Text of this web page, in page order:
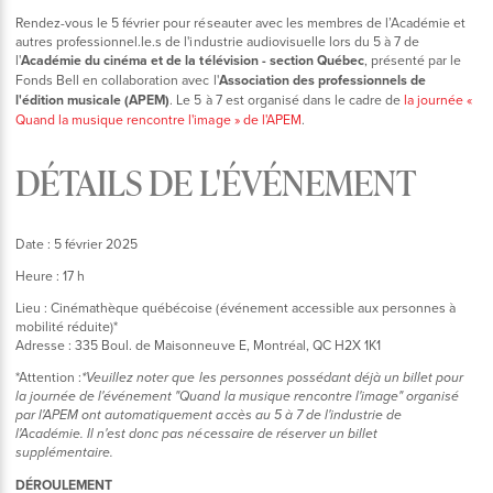
Rendez-vous le 5 février pour réseauter avec les membres de l’Académie et
autres professionnel.le.s de l'industrie audiovisuelle lors du 5 à 7 de
l'Académie du cinéma et de la télévision - section Québec, présenté par le
Fonds Bell en collaboration avec l'Association des professionnels de
l'édition musicale (APEM). Le 5 à 7 est organisé dans le cadre de la journée «
Quand la musique rencontre l'image » de l'APEM.
DÉTAILS DE L'ÉVÉNEMENT
Date : 5 février 2025
Heure : 17 h
Lieu : Cinémathèque québécoise (événement accessible aux personnes à
mobilité réduite)*
Adresse : 335 Boul. de Maisonneuve E, Montréal, QC H2X 1K1
*Attention :*Veuillez noter que les personnes possédant déjà un billet pour
la journée de l'événement "Quand la musique rencontre l'image" organisé
par l'APEM ont automatiquement accès au 5 à 7 de l'industrie de
l'Académie. Il n'est donc pas nécessaire de réserver un billet
supplémentaire.
DÉROULEMENT